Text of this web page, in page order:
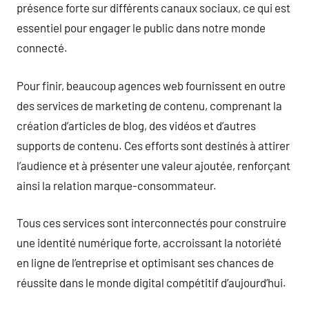
présence forte sur différents canaux sociaux, ce qui est
essentiel pour engager le public dans notre monde
connecté.
Pour finir, beaucoup agences web fournissent en outre
des services de marketing de contenu, comprenant la
création d’articles de blog, des vidéos et d’autres
supports de contenu. Ces efforts sont destinés à attirer
l’audience et à présenter une valeur ajoutée, renforçant
ainsi la relation marque-consommateur.
Tous ces services sont interconnectés pour construire
une identité numérique forte, accroissant la notoriété
en ligne de l’entreprise et optimisant ses chances de
réussite dans le monde digital compétitif d’aujourd’hui.